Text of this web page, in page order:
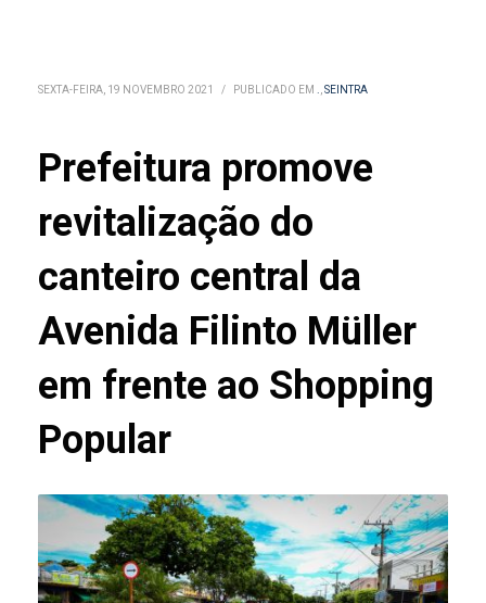
SEXTA-FEIRA, 19 NOVEMBRO 2021 / PUBLICADO EM .,SEINTRA
Prefeitura promove
revitalização do
canteiro central da
Avenida Filinto Müller
em frente ao Shopping
Popular